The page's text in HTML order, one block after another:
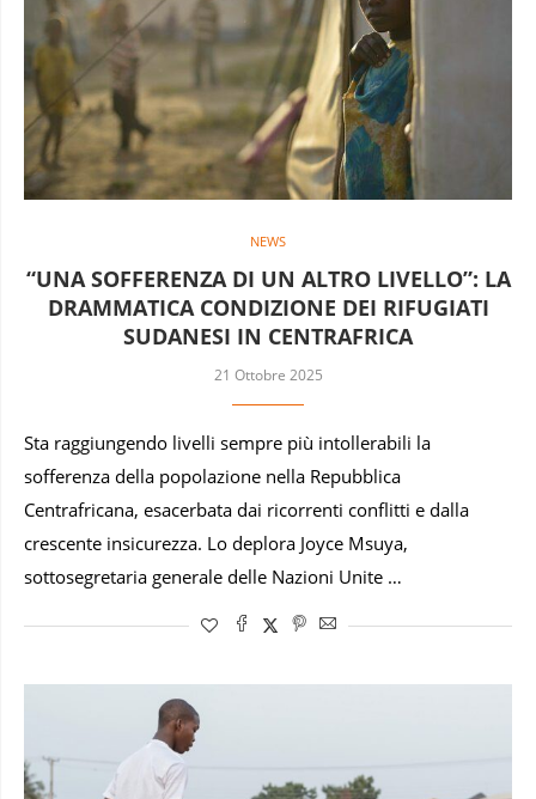
NEWS
“UNA SOFFERENZA DI UN ALTRO LIVELLO”: LA
DRAMMATICA CONDIZIONE DEI RIFUGIATI
SUDANESI IN CENTRAFRICA
21 Ottobre 2025
Sta raggiungendo livelli sempre più intollerabili la
sofferenza della popolazione nella Repubblica
Centrafricana, esacerbata dai ricorrenti conflitti e dalla
crescente insicurezza. Lo deplora Joyce Msuya,
sottosegretaria generale delle Nazioni Unite …